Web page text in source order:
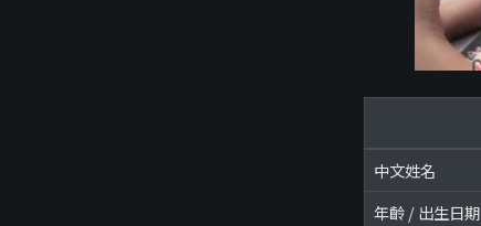
中文姓名
年齡 / 出生日期